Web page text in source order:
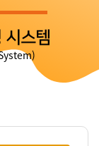
시스템